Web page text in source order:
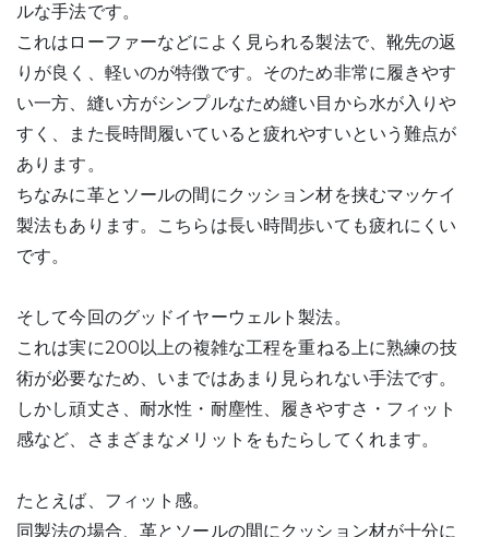
ルな手法です。
これはローファーなどによく見られる製法で、靴先の返
りが良く、軽いのが特徴です。そのため非常に履きやす
い一方、縫い方がシンプルなため縫い目から水が入りや
すく、また長時間履いていると疲れやすいという難点が
あります。
ちなみに革とソールの間にクッション材を挟むマッケイ
製法もあります。こちらは長い時間歩いても疲れにくい
です。
そして今回のグッドイヤーウェルト製法。
これは実に200以上の複雑な工程を重ねる上に熟練の技
術が必要なため、いまではあまり見られない手法です。
しかし頑丈さ、耐水性・耐塵性、履きやすさ・フィット
感など、さまざまなメリットをもたらしてくれます。
たとえば、フィット感。
同製法の場合、革とソールの間にクッション材が十分に